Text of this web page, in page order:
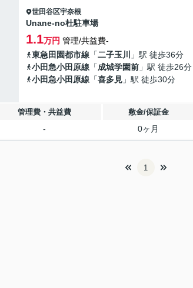
世田谷区宇奈根
Unane-no杜駐車場
1.1万円 管理/共益費-
東急田園都市線 「二子玉川
」駅 徒歩36分
小田急小田原線 「成城学園前 」駅 徒歩26分
小田急小田原線 「喜多見 」駅 徒歩30分
管理費・共益費 敷金/保証金
- 0ヶ月
1